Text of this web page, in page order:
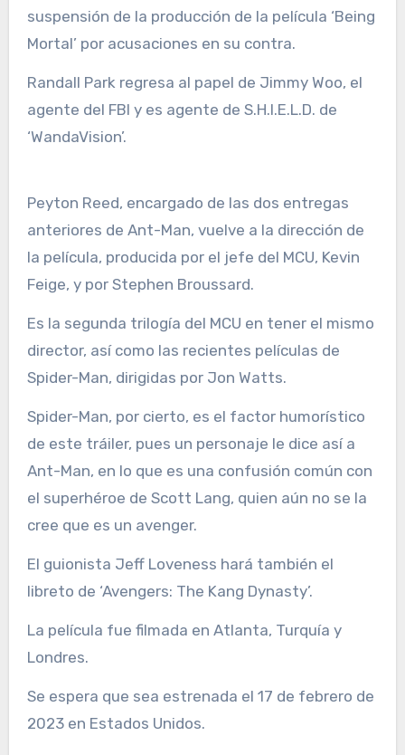
suspensión de la producción de la película ‘Being
Mortal’ por acusaciones en su contra.
Randall Park regresa al papel de Jimmy Woo, el
agente del FBI y es agente de S.H.I.E.L.D. de
‘WandaVision’.
Peyton Reed, encargado de las dos entregas
anteriores de Ant-Man, vuelve a la dirección de
la película, producida por el jefe del MCU, Kevin
Feige, y por Stephen Broussard.
Es la segunda trilogía del MCU en tener el mismo
director, así como las recientes películas de
Spider-Man, dirigidas por Jon Watts.
Spider-Man, por cierto, es el factor humorístico
de este tráiler, pues un personaje le dice así a
Ant-Man, en lo que es una confusión común con
el superhéroe de Scott Lang, quien aún no se la
cree que es un avenger.
El guionista Jeff Loveness hará también el
libreto de ‘Avengers: The Kang Dynasty’.
La película fue filmada en Atlanta, Turquía y
Londres.
Se espera que sea estrenada el 17 de febrero de
2023 en Estados Unidos.